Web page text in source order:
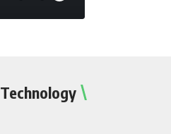
Technology